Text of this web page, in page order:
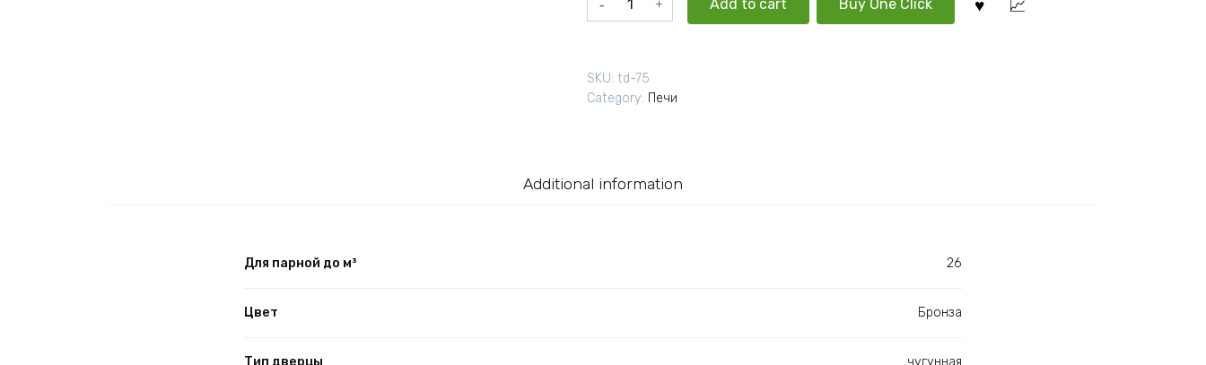
для
24
Легкий
Add to cart Buy One Click
SKU: td-75
Category: Печи
Additional information
Для парной до м³ 26
Цвет Бронза
Тип дверцы чугунная